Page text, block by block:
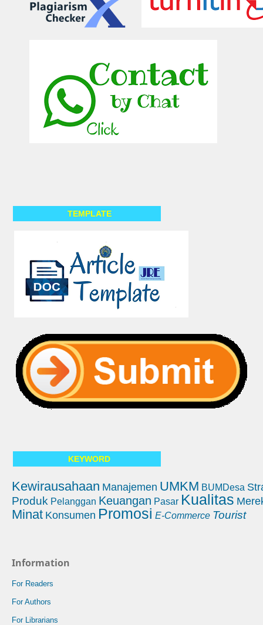
TEMPLATE
KEYWORD
Kewirausahaan Manajemen UMKM BUMDesa
Produk Pelanggan Keuangan Pasar Kualitas
Minat Konsumen Promosi E-Commerce Tourist
Information
For Readers
For Authors
For Librarians